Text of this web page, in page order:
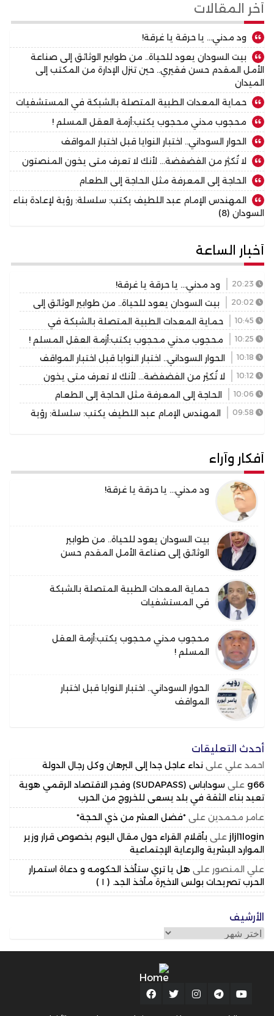
أخر المقالات
ود مدني… يا حرقة يا غرقة!
بيت السودان يعود للحياة.. من طوابير الوثائق إلى صناعة
الأمل المقدم حسن فقيري.. حين تنزل الإدارة من المكتب إلى
الميدان
حماية المعدات الطبية المتصلة بالشبكة في المستشفيات
محجوب مدني محجوب يكتب:أزمة العقل المسلم !
الحوار السوداني.. اختبار النوايا قبل اختبار المواقف
لا تُكثِر من الفضفضة… لأنك لا تعرف متى يخون المنصتون
الحاجة إلى المعرفة مثل الحاجة إلى الطعام
المهندس الإمام عبد اللطيف يكتب: سلسلة: رؤية لإعادة بناء
السودان (8)
أخبار الساعة
ود مدني… يا حرقة يا غرقة!
بيت السودان يعود للحياة.. من طوابير الوثائق إلى
صناعة الأمل المقدم حسن فقيري.. حين تنزل الإدارة من المكتب
إلى الميدان
حماية المعدات الطبية المتصلة بالشبكة في
المستشفياتمحجوب مدني محجوب يكتب:أزمة العقل المسلم !
الحوار السوداني.. اختبار النوايا قبل اختبار المواقف
لا تُكثِر من الفضفضة… لأنك لا تعرف متى يخون
المنصتون الحاجة إلى المعرفة مثل الحاجة إلى الطعام
المهندس الإمام عبد اللطيف يكتب: سلسلة: رؤية
أفكار وآراء
ود مدني… يا حرقة يا غرقة!
بيت السودان يعود للحياة.. من طوابير
الوثائق إلى صناعة الأمل المقدم حسن
حماية المعدات الطبية المتصلة بالشبكة
في المستشفيات
محجوب مدني محجوب يكتب:أزمة العقل
المسلم !
الحوار السوداني.. اختبار النوايا قبل اختبار
المواقف
أحدث التعليقات
احمد علي على نداء عاجل جدا إلى البرهان وكل رجال الدولة
g66 على
سوداباس (SUDAPASS) وفجر الاقتصاد الرقمي هوية
تعيد بناء الثقة في بلد يسعى للخروج من الحرب
عامر محمدين على *فضل العشر من ذي الحجة*
jljl1login على بأقلام القراء حول مقال اليوم بخصوص قرار وزير
الموارد البشرية والرعاية الإجتماعية
علي المنصور على هل يا تري ستأخذ الحكومه و دعاة استمرار
الحرب تصريحات بولس الاخيرة مأخذ الجد. ( ١ )
الأرشيف
الأرشيف